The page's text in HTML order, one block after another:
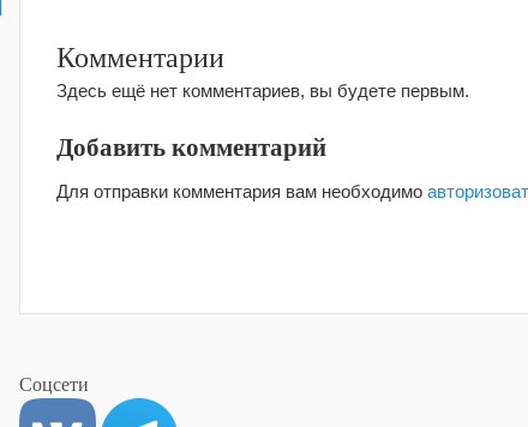
Комментарии
Здесь ещё нет комментариев, вы будете первым.
Добавить комментарий
Для отправки комментария вам необходимо
Соцсети